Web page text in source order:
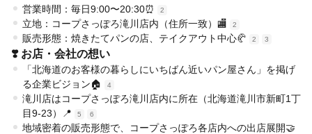
営業時間：毎日9:00〜20:30⏰ 2
立地：コープさっぽろ滝川店内（住所一致）🏬 2
販売形態：焼きたてパンの店、テイクアウト中心🥐 2 3
❣️ お店・会社の想い
「北海道のお客様の暮らしにいちばん近いパン屋さん」を掲げ
る企業ビジョン🏠
4
滝川店はコープさっぽろ滝川店内に所在（北海道滝川市新町1丁
目9-23）📍
5 6
地域密着の販売形態で、コープさっぽろ各店内への出店展開🤝